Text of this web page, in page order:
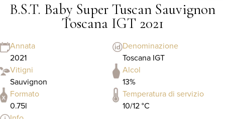
B.S.T. Baby Super Tuscan Sauvignon
Toscana IGT 2021
Annata
2021
Denominazione
Toscana IGT
Vitigni
Sauvignon
Alcol
13%
Formato
0.75l
Temperatura di servizio
10/12 °C